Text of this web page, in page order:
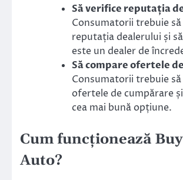
Să verifice reputația
Consumatorii trebuie
reputația dealerului și
este un dealer de
Să compare ofertele
Consumatorii trebuie
ofertele de cumpărare
cea mai bună opțiune.
Cum funcționează
Auto?